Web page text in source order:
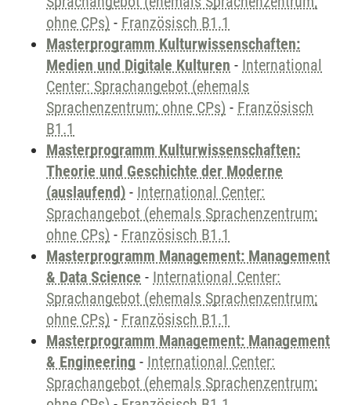
ohne CPs) - Französisch B1.1
Masterprogramm Kulturwissenschaften:
Medien und Digitale Kulturen - International
Center: Sprachangebot (ehemals
Sprachenzentrum; ohne CPs) - Französisch
B1.1
Masterprogramm Kulturwissenschaften:
Theorie und Geschichte der Moderne
(auslaufend) - International Center:
Sprachangebot (ehemals Sprachenzentrum;
ohne CPs) - Französisch B1.1
Masterprogramm Management: Management
& Data Science - International Center:
Sprachangebot (ehemals Sprachenzentrum;
ohne CPs) - Französisch B1.1
Masterprogramm Management: Management
& Engineering - International Center:
Sprachangebot (ehemals Sprachenzentrum;